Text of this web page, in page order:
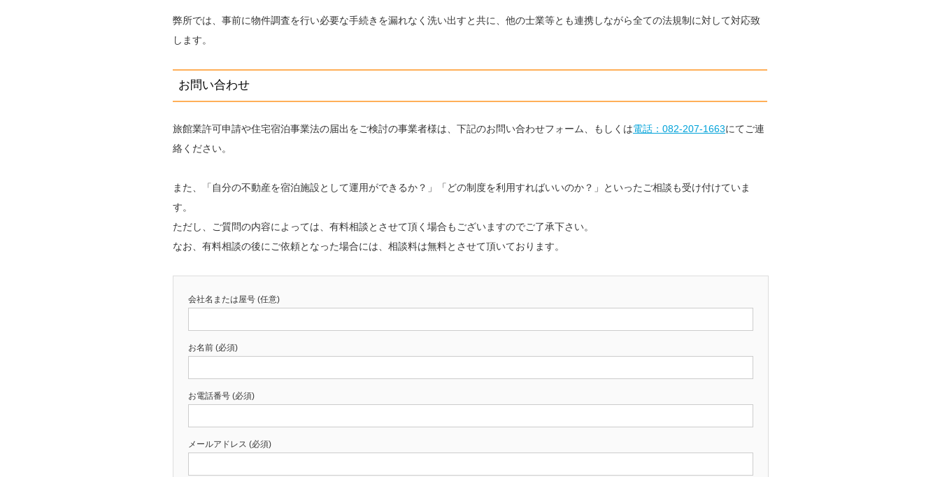
弊所では、事前に物件調査を行い必要な手続きを漏れなく洗い出すと共に、他の士業等とも連携しながら全ての法規制に対して対応致
します。
お問い合わせ
旅館業許可申請や住宅宿泊事業法の届出をご検討の事業者様は、下記のお問い合わせフォーム、もしくは電話：082-207-1663にてご連
絡ください。
また、「自分の不動産を宿泊施設として運用ができるか？」「どの制度を利用すればいいのか？」といったご相談も受け付けていま
す。
ただし、ご質問の内容によっては、有料相談とさせて頂く場合もございますのでご了承下さい。
なお、有料相談の後にご依頼となった場合には、相談料は無料とさせて頂いております。
会社名または屋号 (任意)
お名前 (必須)
お電話番号 (必須)
メールアドレス (必須)